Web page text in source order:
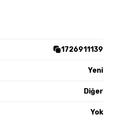
1726911139
Yeni
Diğer
Yok